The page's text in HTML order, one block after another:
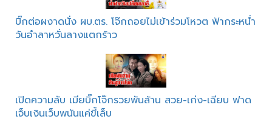
บิ๊กต่อผงาดนั่ง ผบ.ตร. โจ๊กถอยไม่เข้าร่วมโหวต ฟ้ากระหน่ำ
วันอำลาหวั่นลางแตกร้าว
เปิดความลับ เมียบิ๊กโจ๊กรวยพันล้าน สวย-เก่ง-เฉียบ ฟาด
เจ็บเงินเว็บพนันแค่ขี้เล็บ